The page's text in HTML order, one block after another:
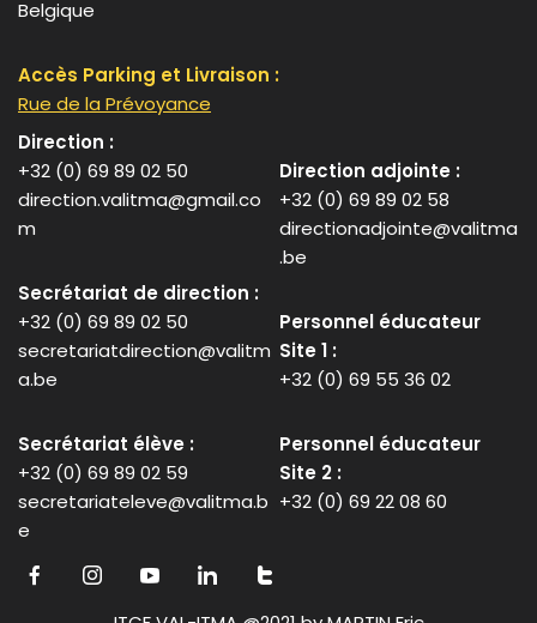
Belgique
Accès Parking et Livraison :
Rue de la Prévoyance
Direction :
+32 (0) 69 89 02 50
direction.valitma@gmail.co
m
Secrétariat de direction :
+32 (0) 69 89 02 50
secretariatdirection@valitm
a.be
Secrétariat élève :
+32 (0) 69 89 02 59
secretariateleve@valitma.b
e
Direction adjointe :
+32 (0) 69 89 02 58
directionadjointe@valitma
.be
Personnel éducateur
Site 1 :
+32 (0) 69 55 36 02
Personnel éducateur
Site 2 :
+32 (0) 69 22 08 60